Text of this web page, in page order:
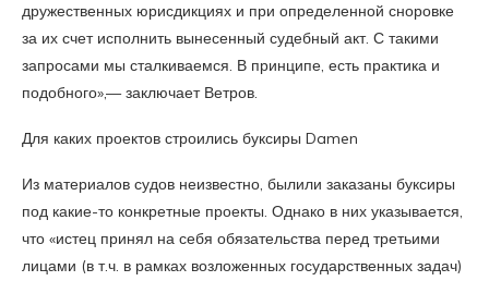
дружественных юрисдикциях и при определенной сноровке
за их счет исполнить вынесенный судебный акт. С такими
запросами мы сталкиваемся. В принципе, есть практика и
подобного»,— заключает Ветров.
Для каких проектов строились буксиры Damen
Из материалов судов неизвестно, былили заказаны буксиры
под какие-то конкретные проекты. Однако в них указывается,
что «истец принял на себя обязательства перед третьими
лицами (в т.ч. в рамках возложенных государственных задач)